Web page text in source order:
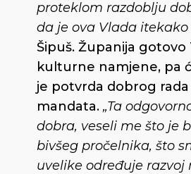
proteklom razdoblju
da je ova Vlada
Šipuš. Županija
kulturne namjene, pa
je potvrda dobrog
mandata. „Ta
dobra, veseli me što je
bivšeg pročelnika, što
uvelike određuje